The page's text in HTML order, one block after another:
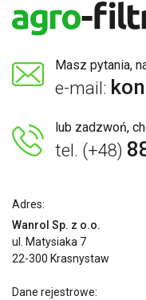
Masz pytania,
e-mail:
lub zadzwoń,
tel. (+48)
Adres:
Wanrol Sp. z o.o.
ul. Matysiaka 7
22-300 Krasnystaw
Dane rejestrowe: